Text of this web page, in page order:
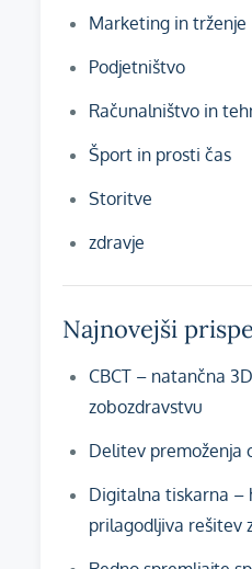
Marketing in trženje
Podjetništvo
Računalništvo in
Šport in prosti čas
Storitve
zdravje
Najnovejši
CBCT – natančna
zobozdravstvu
Delitev premoženja
Digitalna tiskarna –
prilagodljiva rešitev